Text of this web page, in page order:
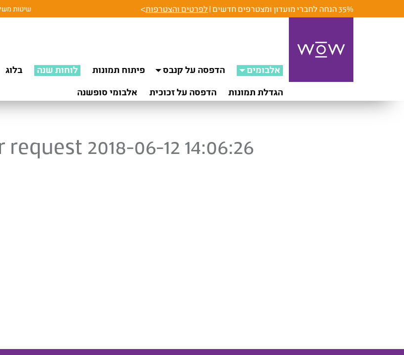
35% הנחה לחברי מועדון ומצטרפים חדשים | לפרטים והצטרפות> שיטות
אלבומים הדפסה על קנבס פיתוח תמונות לוחות שנה בלוג
הגדלת תמונות
הדפסה על זכוכית אלבומי סופשנה
2018-06-12 14:06:26